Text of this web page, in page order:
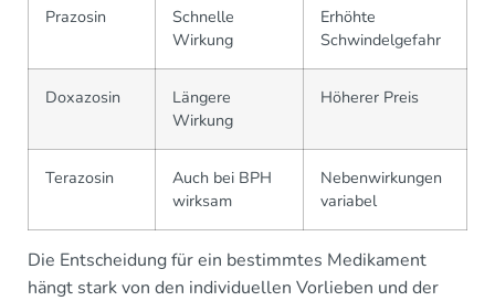
Prazosin
Schnelle
Wirkung
Erhöhte
Schwindelgefahr
Doxazosin
Längere
Wirkung
Höherer Preis
Terazosin
Auch bei BPH
wirksam
Nebenwirkungen
variabel
Die Entscheidung für ein bestimmtes Medikament
hängt stark von den individuellen Vorlieben und der